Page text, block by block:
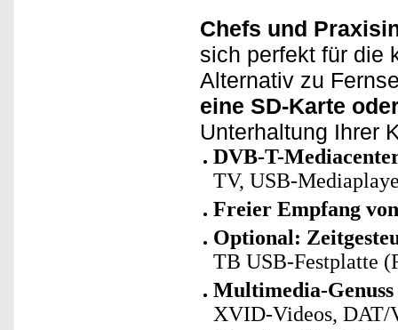
Chefs und
sich perfekt für die
Alternativ zu
eine SD-Karte
Unterhaltung Ihrer
DVB-T-
TV, USB-
Freier Empfang
Optional:
TB USB-Festplatte
Multimedia-Genuss
XVID-Videos, DAT/